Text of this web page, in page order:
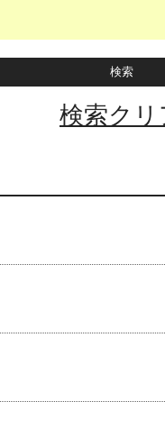
検索クリ